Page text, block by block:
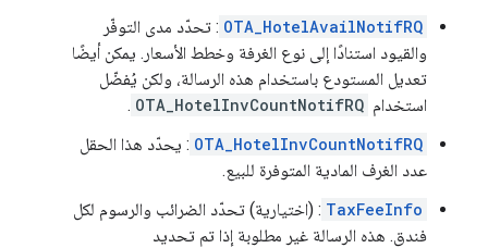
OTA_HotelAvailNotifRQ : تحدّد مدى التوفّر
والقيود استنادًا إلى نوع الغرفة وخطط الأسعار. يمكن أيضًا
تعديل المستودع باستخدام هذه الرسالة، ولكن يُفضّل
استخدام OTA_HotelInvCountNotifRQ
.
OTA_HotelInvCountNotifRQ : يحدّد هذا الحقل
عدد الغرف المادية المتوفرة للبيع.
TaxFeeInfo : (اختيارية) تحدّد الضرائب والرسوم لكل
فندق. هذه الرسالة غير مطلوبة إذا تم تحديد